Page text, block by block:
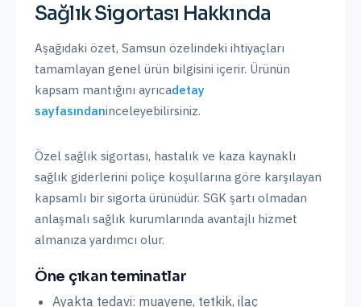
Sağlık Sigortası Hakkında
Aşağıdaki özet, Samsun özelindeki ihtiyaçları
tamamlayan genel ürün bilgisini içerir. Ürünün
kapsam mantığını ayrıcadetay
sayfasındaninceleyebilirsiniz.
Özel sağlık sigortası, hastalık ve kaza kaynaklı
sağlık giderlerini poliçe koşullarına göre karşılayan
kapsamlı bir sigorta ürünüdür. SGK şartı olmadan
anlaşmalı sağlık kurumlarında avantajlı hizmet
almanıza yardımcı olur.
Öne çıkan teminatlar
Ayakta tedavi: muayene, tetkik, ilaç